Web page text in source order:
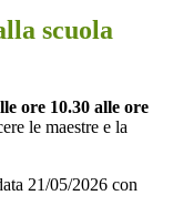
scuola
ore 10.30 alle ore
le maestre e la
21/05/2026 con